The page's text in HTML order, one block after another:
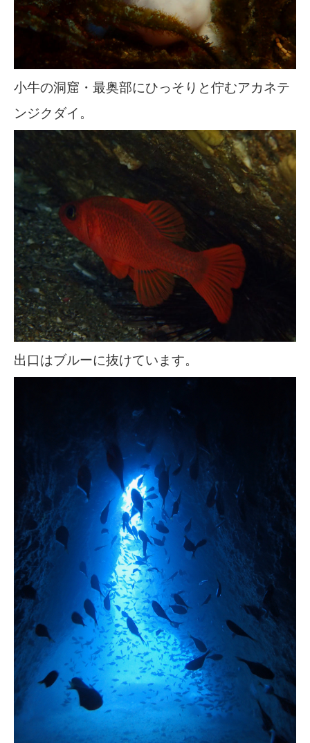
小牛の洞窟・最奥部にひっそりと佇むアカネテ
ンジクダイ。
出口はブルーに抜けています。